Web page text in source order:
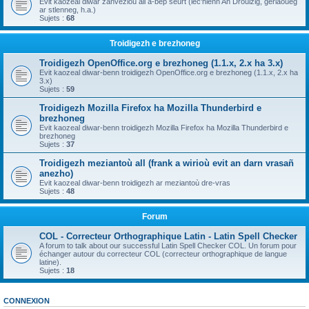
ar stlenneg, h.a.)
Sujets : 68
Troidigezh e brezhoneg
Troidigezh OpenOffice.org e brezhoneg (1.1.x, 2.x ha 3.x)
Evit kaozeal diwar-benn troidigezh OpenOffice.org e brezhoneg (1.1.x, 2.x ha
3.x)
Sujets : 59
Troidigezh Mozilla Firefox ha Mozilla Thunderbird e
brezhoneg
Evit kaozeal diwar-benn troidigezh Mozilla Firefox ha Mozilla Thunderbird e
brezhoneg
Sujets : 37
Troidigezh meziantoù all (frank a wirioù evit an darn vrasañ
anezho)
Evit kaozeal diwar-benn troidigezh ar meziantoù dre-vras
Sujets : 48
Forum
COL - Correcteur Orthographique Latin - Latin Spell Checker
A forum to talk about our successful Latin Spell Checker COL. Un forum pour
échanger autour du correcteur COL (correcteur orthographique de langue
latine).
Sujets : 18
CONNEXION